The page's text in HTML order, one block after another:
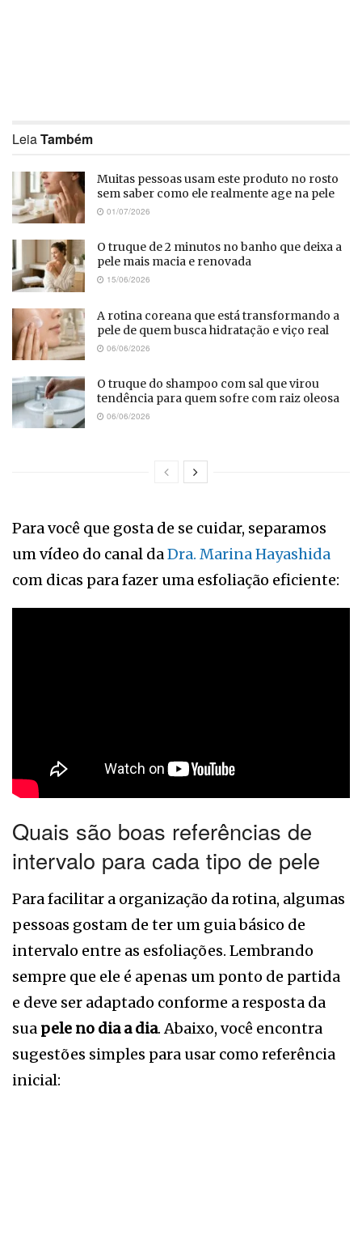
LeiaTambém
Muitas pessoas usam este produto no rosto
sem saber como ele realmente age na pele
01/07/2026
O truque de 2 minutos no banho que deixa a
pele mais macia e renovada
15/06/2026
A rotina coreana que está transformando a
pele de quem busca hidratação e viço real
06/06/2026
O truque do shampoo com sal que virou
tendência para quem sofre com raiz oleosa
06/06/2026
Para você que gosta de se cuidar, separamos
um vídeo do canal daDra. Marina Hayashida
com dicas para fazer uma esfoliação eficiente:
Quais são boas referências de
intervalo para cada tipo de pele
Para facilitar a organização da rotina, algumas
pessoas gostam de ter um guia básico de
intervalo entre as esfoliações. Lembrando
sempre que ele é apenas um ponto de partida
e deve ser adaptado conforme a resposta da
sua pele no dia a dia. Abaixo, você encontra
sugestões simples para usar como referência
inicial: